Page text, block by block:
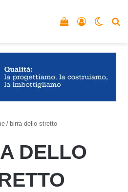
Accedi
Vedi il carrello
/ birra dello stretto
DELLO